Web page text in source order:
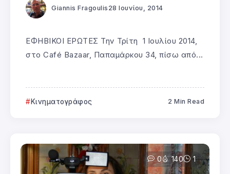
Giannis Fragoulis 28 Ιουνίου, 2014
ΕΦΗΒΙΚΟΙ ΕΡΩΤΕΣ Την Τρίτη 1 Ιουλίου 2014,
στο Café Bazaar, Παπαμάρκου 34, πίσω από...
Κινηματογράφος 2 Min Read
0 140 1